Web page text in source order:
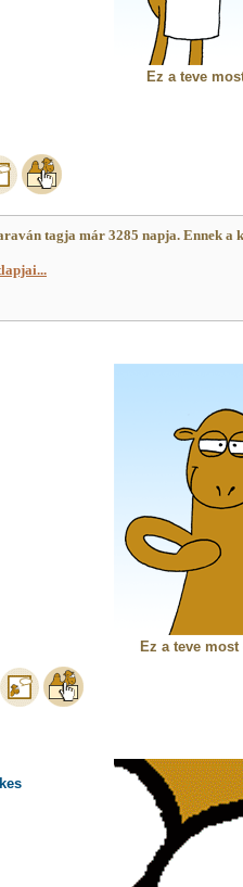
Ez a teve
tagja már 3285 napja. Ennek a
Ez a teve